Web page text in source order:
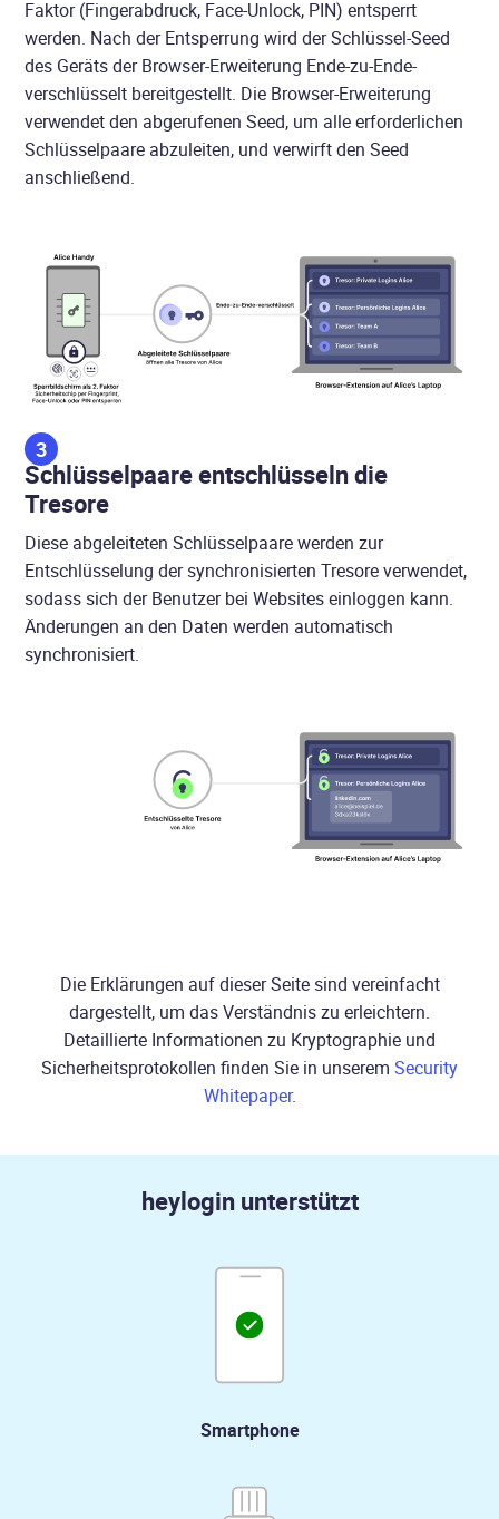
Faktor (Fingerabdruck, Face-Unlock, PIN) entsperrt
werden. Nach der Entsperrung wird der Schlüssel-Seed
des Geräts der Browser-Erweiterung Ende-zu-Ende-
verschlüsselt bereitgestellt. Die Browser-Erweiterung
verwendet den abgerufenen Seed, um alle erforderlichen
Schlüsselpaare abzuleiten, und verwirft den Seed
anschließend.
3
Schlüsselpaare entschlüsseln die
Tresore
Diese abgeleiteten Schlüsselpaare werden zur
Entschlüsselung der synchronisierten Tresore verwendet,
sodass sich der Benutzer bei Websites einloggen kann.
Änderungen an den Daten werden automatisch
synchronisiert.
Die Erklärungen auf dieser Seite sind vereinfacht
dargestellt, um das Verständnis zu erleichtern.
Detaillierte Informationen zu Kryptographie und
Sicherheitsprotokollen finden Sie in unserem Security
Whitepaper.
heylogin unterstützt
Smartphone